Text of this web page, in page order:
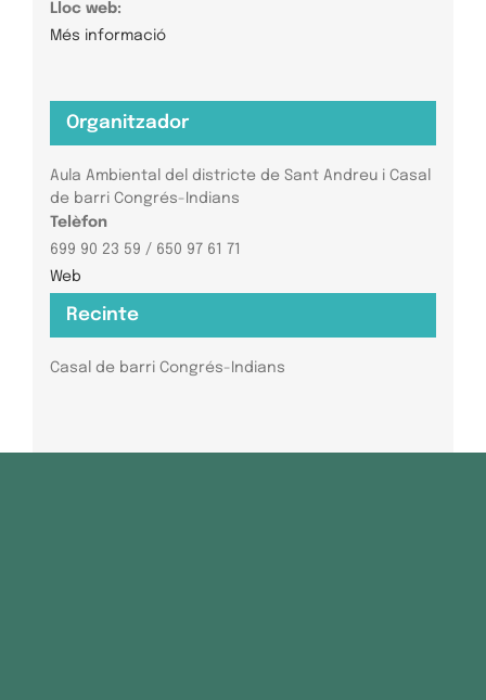
Lloc web:
Més informació
Recinte
Casal de barri Congrés-Indians
Organitzador
Aula Ambiental del districte de Sant Andreu i Casal
de barri Congrés-Indians
Telèfon
699 90 23 59 / 650 97 61 71
Web